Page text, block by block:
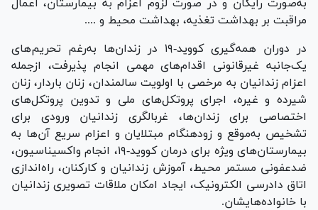
به‌صورت رایگان و در صورت لزوم اعزام به بیمارستان، اعمال
مراقبت بر بهداشت تغذیه، بهداشت محیط و ....
در دوران همه‌گیری کووید-۱۹ در زندان‌ها به‌رغم تحریم‌های
یک‌جانبه غیرقانونی اقدام‌های مهمی انجام پذیرفت، ازجمله
اعزام زندانیان به مرخصی با اولویت سالمندان، زنان باردار، زنان
شیرده و غیره، اجرای پروتکل‌های ملی و تدوین پروتکل‌های
اختصاصی برای زندان‌ها، غربالگری زندانیان ورودی برای
تشخیص به‌موقع و زودهنگام مبتلایان و اعزام سریع آن‌ها به
بیمارستان‌های ویژه برای درمان کووید-۱۹، انجام واکسیناسیون،
ضدعفونی مستمر محیط، آموزش زندانیان و کارکنان، راه‌اندازی
اتاق دادرسی الکترونیک، ایجاد امکان ملاقات تصویری زندانیان
با خانواده‌هایشان.